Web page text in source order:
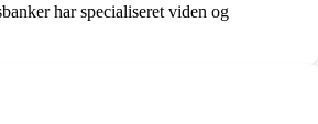
har specialiseret viden og